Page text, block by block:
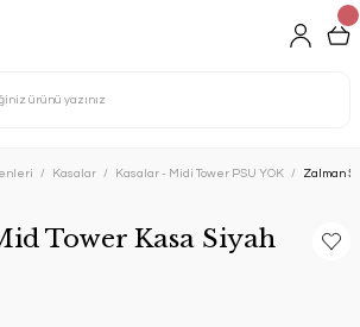
Kasalar Kasalar - Midi Tower PSU YOK Zalman
Tower Kasa Siyah